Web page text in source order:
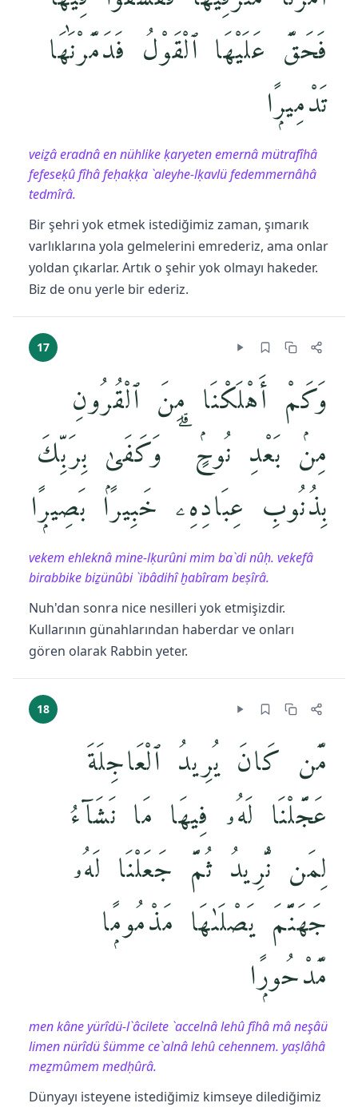
فَحَقَّ عَلَيْهَا ٱلْقَوْلُ فَدَمَّرْنَٰهَا
تَدْمِيرًۭا
veiẕâ eradnâ en nühlike ḳaryeten emernâ mütrafîhâ
fefeseḳû fîhâ feḥaḳḳa `aleyhe-lḳavlü fedemmernâhâ
tedmîrâ.
Bir şehri yok etmek istediğimiz zaman, şımarık
varlıklarına yola gelmelerini emrederiz, ama onlar
yoldan çıkarlar. Artık o şehir yok olmayı hakeder.
Biz de onu yerle bir ederiz.
17
وَكَمْ أَهْلَكْنَا مِنَ ٱلْقُرُونِ
مِنۢ بَعْدِ نُوحٍۢ ۗ وَكَفَىٰ بِرَبِّكَ
بِذُنُوبِ عِبَادِهِۦ خَبِيرًۢا بَصِيرًۭا
vekem ehleknâ mine-lḳurûni mim ba`di nûḥ. vekefâ
birabbike biẕünûbi `ibâdihî ḫabîram beṣîrâ.
Nuh'dan sonra nice nesilleri yok etmişizdir.
Kullarının günahlarından haberdar ve onları
gören olarak Rabbin yeter.
18
مَّن كَانَ يُرِيدُ ٱلْعَاجِلَةَ
عَجَّلْنَا لَهُۥ فِيهَا مَا نَشَآءُ
لِمَن نُّرِيدُ ثُمَّ جَعَلْنَا لَهُۥ
جَهَنَّمَ يَصْلَىٰهَا مَذْمُومًۭا
مَّدْحُورًۭا
men kâne yürîdü-l`âcilete `accelnâ lehû fîhâ mâ neşâü
limen nürîdü ŝümme ce`alnâ lehû cehennem. yaṣlâhâ
meẕmûmem medḥûrâ.
Dünyayı isteyene istediğimiz kimseye dilediğimiz